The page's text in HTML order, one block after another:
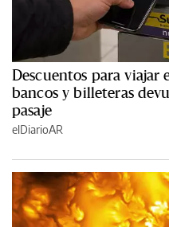
Descuentos para viajar
bancos y billeteras
pasaje
elDiarioAR